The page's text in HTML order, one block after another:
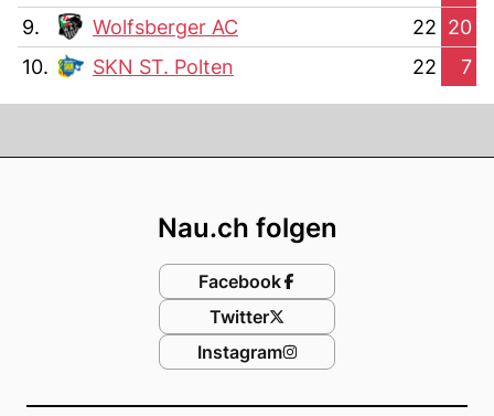
9.
Wolfsberger AC 22 20
10.
SKN ST. Polten 22 7
Nau.ch folgen
Facebook
Twitter
Instagram